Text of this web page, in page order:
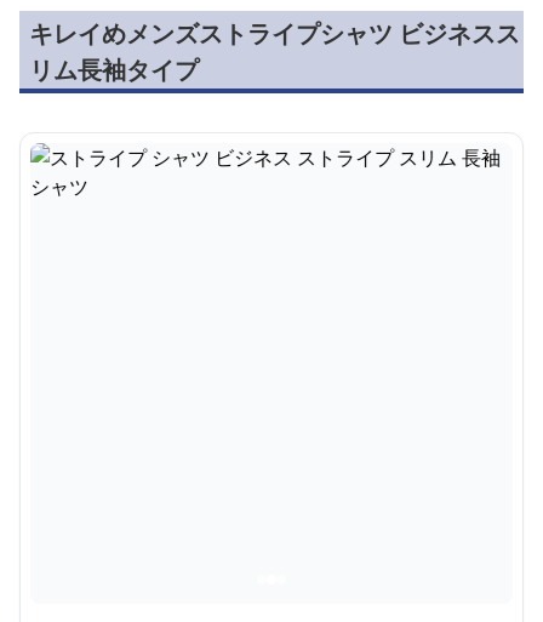
キレイめメンズストライプシャツ ビジネスス
リム長袖タイプ